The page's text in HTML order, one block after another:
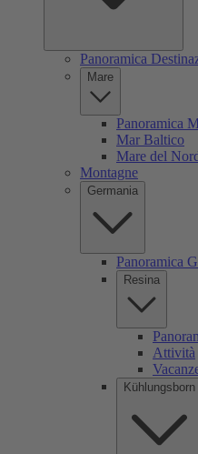
Panoramica
Mare
Panoramica
Mar Baltico
Mare del
Montagne
Germania
Panoramica
Resina
Attività
Kühlungsborn